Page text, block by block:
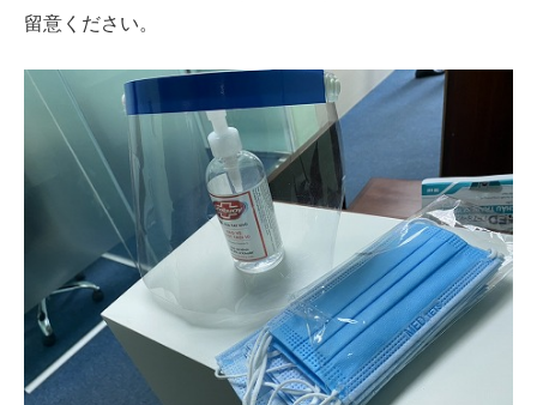
留意ください。